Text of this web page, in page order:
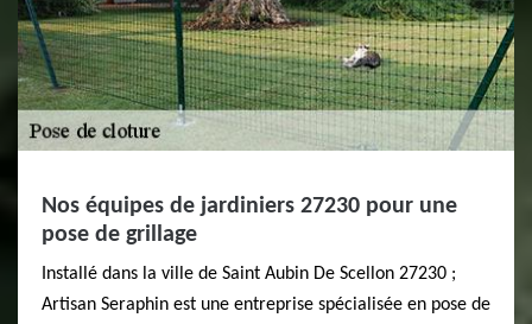
Nos équipes de jardiniers 27230 pour une
pose de grillage
Installé dans la ville de Saint Aubin De Scellon 27230 ;
Artisan Seraphin est une entreprise spécialisée en pose de